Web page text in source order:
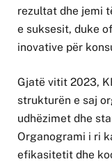
rezultat dhe jemi
e suksesit, duke
inovative për
Gjatë vitit 2023,
strukturën e saj
udhëzimet dhe
Organogrami i ri
efikasitetit dhe